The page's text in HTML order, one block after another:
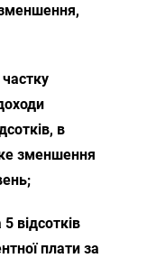
в
зменшення
відсотків
плати за